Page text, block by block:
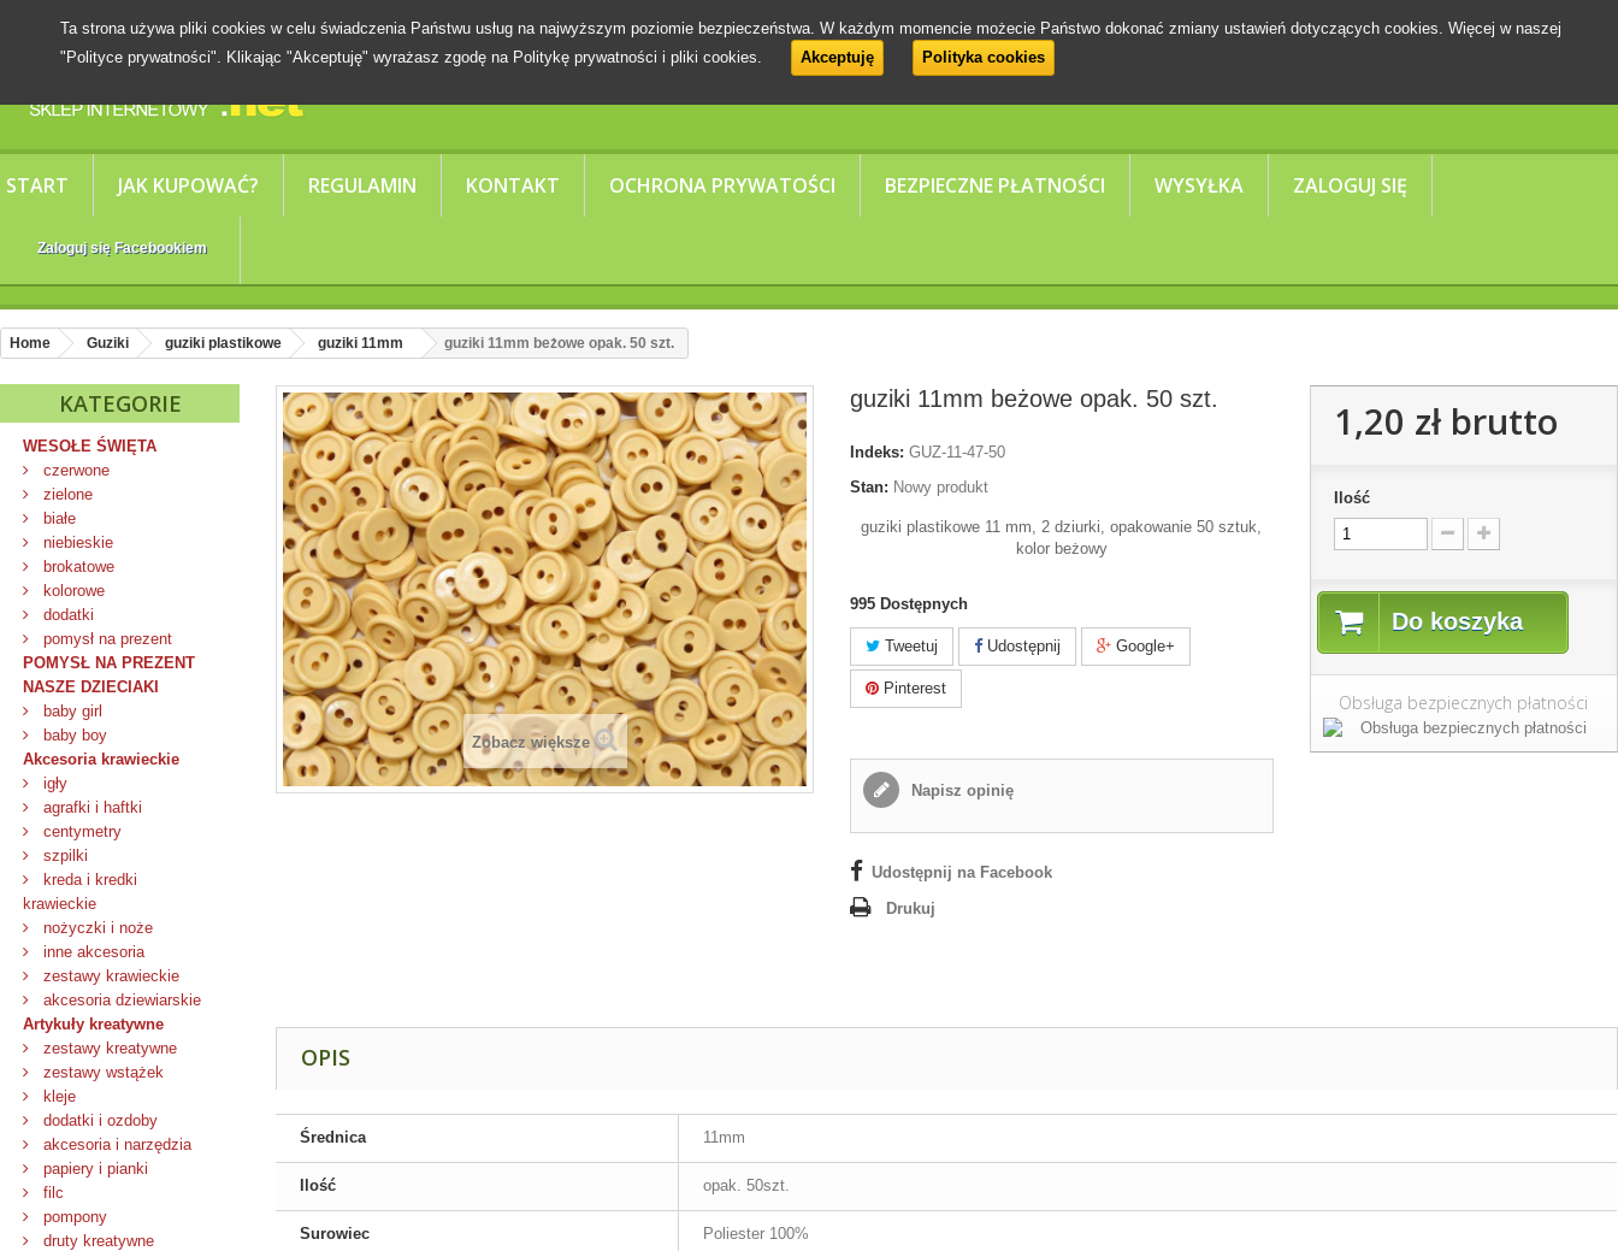
START JAK KUPOWAĆ? REGULAMIN KONTAKT OCHRONA PRYWATOŚCI BEZPIECZNE PŁATNOŚCI WYSYŁKA ZALOGUJ SIĘ
Zaloguj się Facebookiem
Ta strona używa pliki cookies w celu świadczenia Państwu usług na najwyższym poziomie bezpieczeństwa. W każdym momencie możecie Państwo dokonać zmiany ustawień dotyczących cookies. Więcej w naszej
"Polityce prywatności". Klikając "Akceptuję" wyrażasz zgodę na Politykę prywatności i pliki cookies.
Akceptuję Polityka cookies
Home Guziki guziki plastikowe guziki 11mm guziki 11mm beżowe opak. 50 szt.
KATEGORIE
WESOŁE ŚWIĘTA
czerwone
zielone
białe
niebieskie
brokatowe
kolorowe
dodatki
pomysł na prezent
POMYSŁ NA PREZENT
NASZE DZIECIAKI
baby girl
baby boy
Akcesoria krawieckie
igły
agrafki i haftki
centymetry
szpilki
kreda i kredki
krawieckie
nożyczki i noże
inne akcesoria
zestawy krawieckie
akcesoria dziewiarskie
Artykuły kreatywne
zestawy kreatywne
zestawy wstążek
kleje
dodatki i ozdoby
akcesoria i narzędzia
papiery i pianki
filc
pompony
druty kreatywne
Zobacz większe
guziki 11mm beżowe opak. 50 szt.
Indeks: GUZ-11-47-50
Stan: Nowy produkt
guziki plastikowe 11 mm, 2 dziurki, opakowanie 50 sztuk,
kolor beżowy
995 Dostępnych
Tweetuj Udostępnij Google+
Pinterest
Napisz opinię
Udostępnij na Facebook
Drukuj
1,20 złbrutto
Ilość
Do koszyka
Obsługa bezpiecznych płatności
OPIS
Średnica 11mm
Ilość opak. 50szt.
Surowiec Poliester 100%